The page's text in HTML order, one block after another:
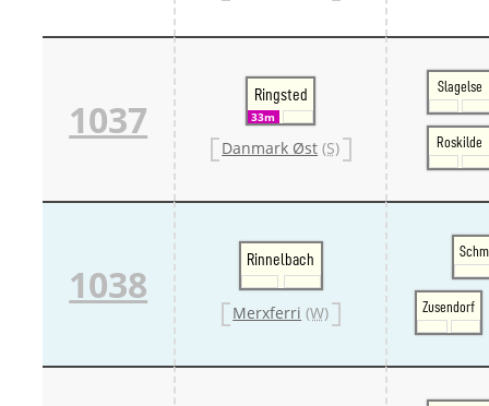
1037
Ringsted
33m
Danmark Øst (S)
Slagelse
Roskilde
1038
Rinnelbach
Merxferri (W) Zusendorf